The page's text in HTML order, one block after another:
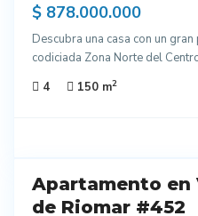
$ 878.000.000
Descubra una casa con un
codiciada Zona Norte del
4
150 m2
Apartamento en
de Riomar #452